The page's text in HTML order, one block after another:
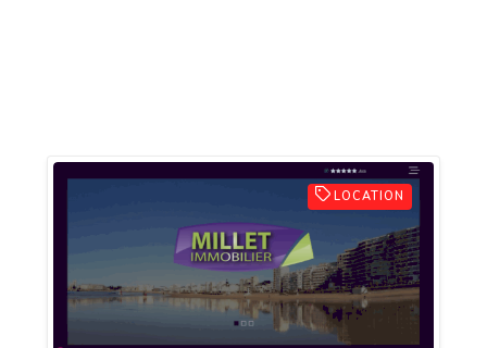
LOCATION